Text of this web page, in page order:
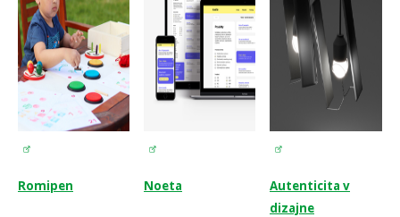
Romipen Noeta
Autenticita v
dizajne